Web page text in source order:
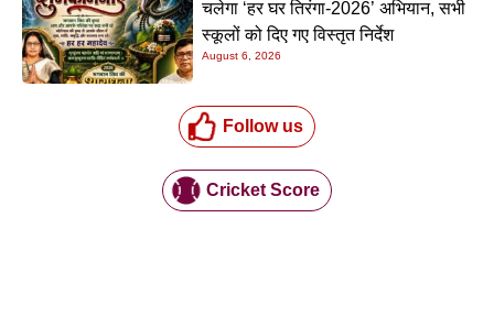
चलेगा ‘हर घर तिरंगा-2026’ अभियान, सभी
स्कूलों को दिए गए विस्तृत निर्देश
August 6, 2026
Follow us
Cricket Score